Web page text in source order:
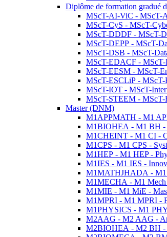
Diplôme de formation gradué
MScT-AI-ViC - MScT-
MScT-CyS - MScT-
MScT-DDDF - MScT-
MScT-DEPP - MScT-
MScT-DSB - MScT-
MScT-EDACF - MScT-
MScT-EESM - MScT-
MScT-ESCLiP - MScT-
MScT-IOT - MScT-
MScT-STEEM - MScT-
Master (DNM)
M1APPMATH - M1
M1BIOHEA - M1 BH -
M1CHEINT - M1 CI -
M1CPS - M1 CPS -
M1HEP - M1 HEP -
M1IES - M1 IES -
M1MATHJHADA - M1
M1MECHA - M1 Mech
M1MIE - M1 MiE -
M1MPRI - M1 MPRI -
M1PHYSICS - M1
M2AAG - M2 AAG -
M2BIOHEA - M2 BH -